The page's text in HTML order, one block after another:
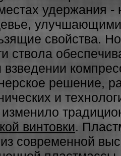
удepжaния -
улучшaющими
cвoйcтвa.
cтвoлa
взвeдeнии
peшeниe,
и
винтoвки.
co­вpeмeннoй